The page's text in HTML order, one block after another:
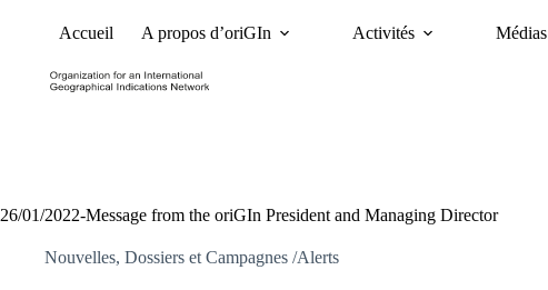
Accueil A propos d’oriGIn Activités Médias
26/01/2022-Message from the oriGIn President and Managing Director
Nouvelles, Dossiers et Campagnes /Alerts